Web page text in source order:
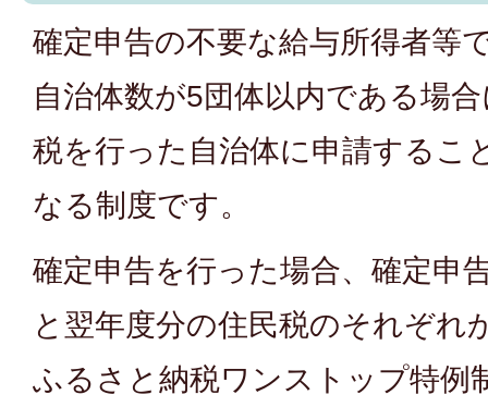
確定申告の不要な給与所得者等
自治体数が5団体以内である場
税を行った自治体に申請するこ
なる制度です。
確定申告を行った場合、確定申
と翌年度分の住民税のそれぞれ
ふるさと納税ワンストップ特例